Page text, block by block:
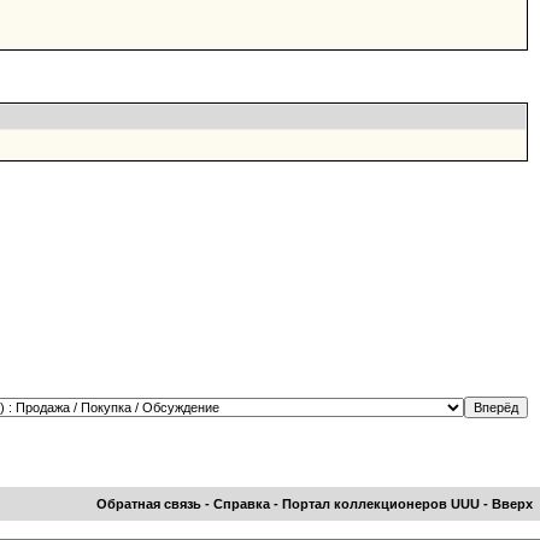
Обратная связь - Справка - Портал коллекционеров UUU - Вверх